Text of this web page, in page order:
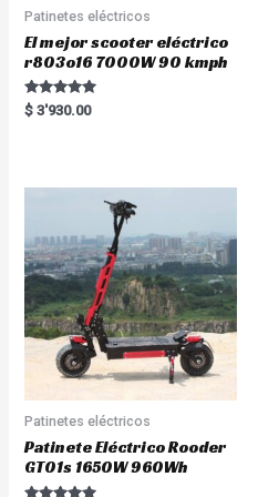
Patinetes eléctricos
El mejor scooter eléctrico
r803o16 7000W 90 kmph
Rated
5.00
$ 3'930.00
Patinetes eléctricos
Patinete Eléctrico Rooder
GT01s 1650W 960Wh